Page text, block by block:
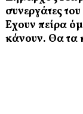
συνεργάτες
Έχουν πείρα
κάνουν. Θα τα